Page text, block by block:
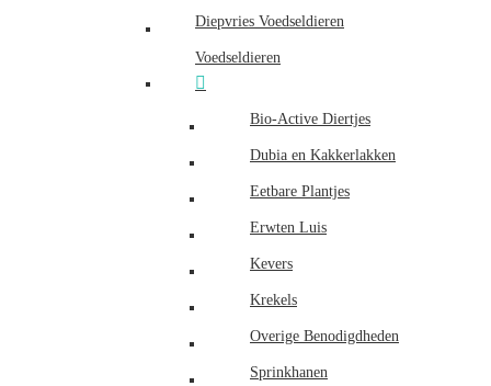
Diepvries Voedseldieren
Voedseldieren
Bio-Active Diertjes
Dubia en Kakkerlakken
Eetbare Plantjes
Erwten Luis
Kevers
Krekels
Overige Benodigdheden
Sprinkhanen